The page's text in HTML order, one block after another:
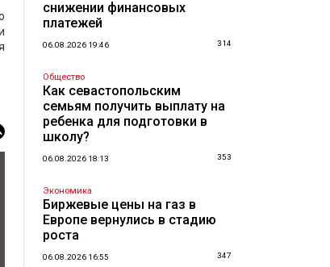
снижении финансовых
платежей
06.08.2026 19:46 314
Общество
Как севастопольским
семьям получить выплату на
ребенка для подготовки в
школу?
06.08.2026 18:13 353
Экономика
Биржевые цены на газ в
Европе вернулись в стадию
роста
06.08.2026 16:55 347